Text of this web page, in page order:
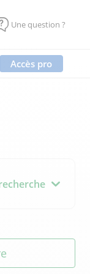
Une question ?
Accès pro